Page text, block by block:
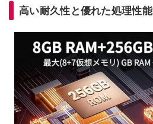
高い耐久性と優れた処理性能